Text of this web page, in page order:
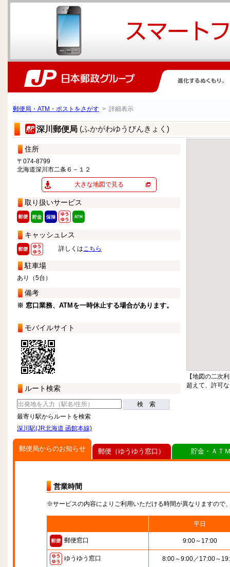
郵便局・ATM・ポストをさがす > 詳細表示
深川郵便局 (ふかがわゆうびんきょく)
住所
〒074-8799
北海道深川市二条６－１２
大きな地図で見る
取り扱いサービス
キャッシュレス
詳しくはこちら
駐車場
あり（5台）
備考
※ 窓口業務、ATMを一時休止する場合があります。
モバイルサイト
ルート検索
検 索
最寄り駅からルートを検索
深川駅(JR北海道 函館本線)
【地図の二次
超えて、許可
郵便局からのお知らせ
営業時間
※サービスの内容によりご利用いただける時間が異なりますので
平日
郵便窓口 9:00～17:00
ゆうゆう窓口 8:00～9:00／17:00～
郵便（ゆうゆう窓口） 貯金・ＡＴ